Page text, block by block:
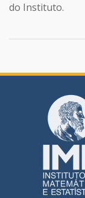
do Instituto.